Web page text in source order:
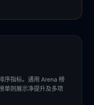
序指标。通用 Arena 榜
单则展示净提升及多项